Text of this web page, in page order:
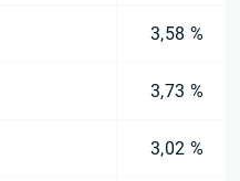
3,58 %
3,73 %
3,02 %